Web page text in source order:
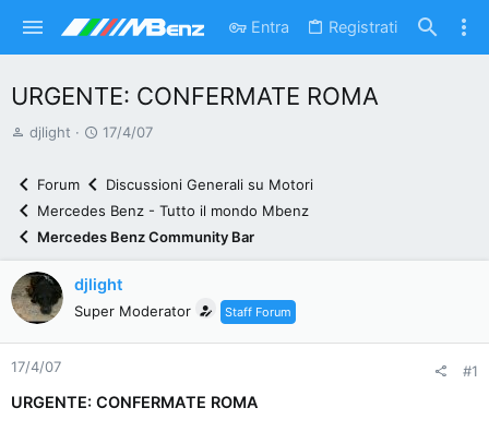
Entra Registrati
URGENTE: CONFERMATE ROMA
A
d
i
s
c
u
s
djlight
D
n
z
o
17/4/07
Forum
Discussioni Generali su Motori
Mercedes Benz - Tutto il mondo Mbenz
Mercedes Benz Community Bar
djlight
Super Moderator Staff Forum
17/4/07 #1
URGENTE: CONFERMATE ROMA